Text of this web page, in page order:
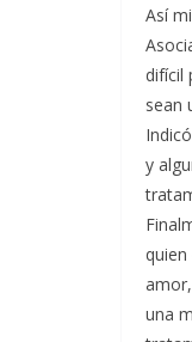
Así
difícil
sean
y
una